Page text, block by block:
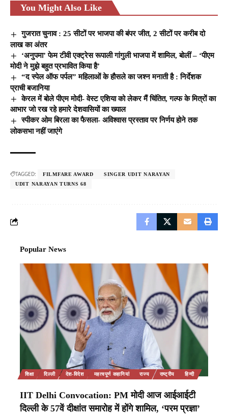
You Might Also Like
गुजरात चुनाव : 25 सीटों पर भाजपा की बंपर जीत, 2 सीटों पर करीब दो
लाख का अंतर
‘अनुपमा’ फेम टीवी एक्ट्रेस रूपाली गांगुली भाजपा में शामिल, बोलीं – ‘पीएम
मोदी ने मुझे बहुत प्रभावित किया है’
“द स्पेल ऑफ पर्पल” महिलाओं के हौसले का जश्न मनाती है : निर्देशक
प्राची बजानिया
केरल में बोले पीएम मोदी- वेस्ट एशिया को लेकर मैं चिंतित, गल्फ के मित्रों का
आभार जो रख रहे हमारे देशवासियों का ख्याल
स्पीकर ओम बिरला का फैसला- अविश्वास प्रस्ताव पर निर्णय होने तक
लोकसभा नहीं जाएंगे
TAGGED: FILMFARE AWARD
SINGER UDIT NARAYAN
UDIT NARAYAN TURNS 68
Popular News
शिक्षा दिल्ली देश-विदेश महत्वपूर्ण कहानियां राज्य राष्ट्रीय हिन्दी
IIT Delhi Convocation: PM मोदी आज आईआईटी
दिल्ली के 57वें दीक्षांत समारोह में होंगे शामिल, ‘परम प्रज्ञा’